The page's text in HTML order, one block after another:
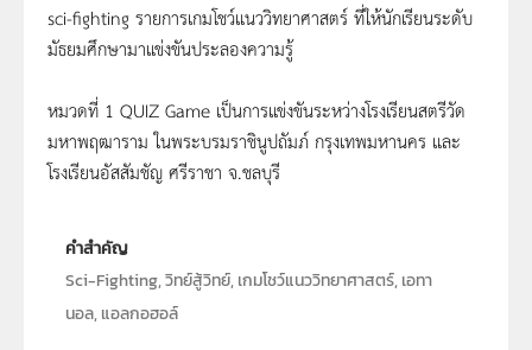
วิทย์สู้วิทย์ ตอนที่ 5
sci-fighting รายการเกมโชว์แนววิทยาศาสตร์ ที่ให้นักเรียนระดับ
มัธยมศึกษามาแข่งขันประลองความรู้
หมวดที่ 1 QUIZ Game เป็นการแข่งขันระหว่างโรงเรียนสตรีวัด
มหาพฤฒาราม ในพระบรมราชินูปถัมภ์ กรุงเทพมหานคร และ
โรงเรียนอัสสัมชัญ ศรีราชา จ.ชลบุรี
คำสำคัญ
Sci-Fighting, วิทย์สู้วิทย์, เกมโชว์แนววิทยาศาสตร์, เอทา
นอล, แอลกอฮอล์